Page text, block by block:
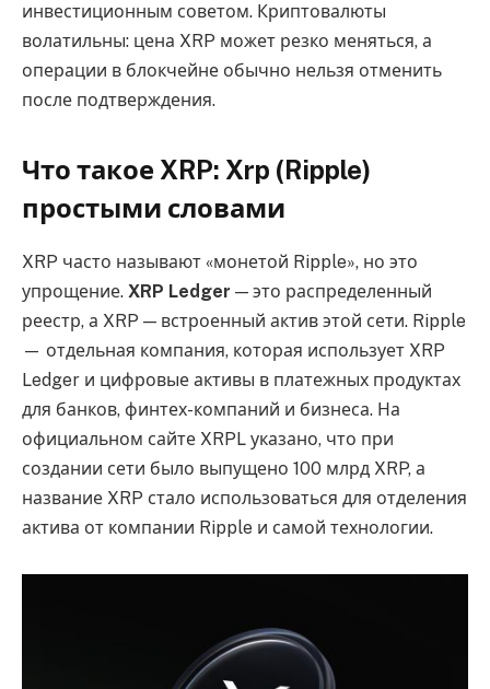
инвестиционным советом. Криптовалюты
волатильны: цена XRP может резко меняться, а
операции в блокчейне обычно нельзя отменить
после подтверждения.
Что такое XRP: Xrp (Ripple)
простыми словами
XRP часто называют «монетой Ripple», но это
упрощение. XRP Ledger — это распределенный
реестр, а XRP — встроенный актив этой сети. Ripple
— отдельная компания, которая использует XRP
Ledger и цифровые активы в платежных продуктах
для банков, финтех-компаний и бизнеса. На
официальном сайте XRPL указано, что при
создании сети было выпущено 100 млрд XRP, а
название XRP стало использоваться для отделения
актива от компании Ripple и самой технологии.